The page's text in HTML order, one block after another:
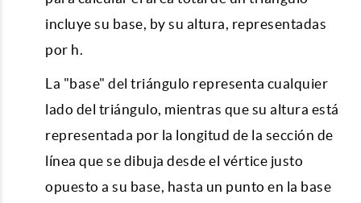
incluye su base, by su altura, representadas
por h.
La "base" del triángulo representa cualquier
lado del triángulo, mientras que su altura está
representada por la longitud de la sección de
línea que se dibuja desde el vértice justo
opuesto a su base, hasta un punto en la base